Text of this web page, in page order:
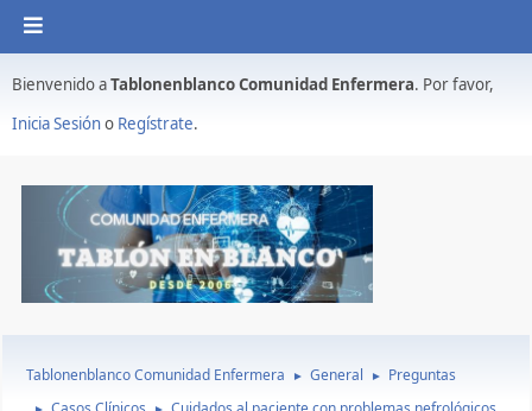
Bienvenido aTablonenblanco Comunidad Enfermera. Por favor,
Inicia Sesióno Regístrate.
Tablonenblanco Comunidad Enfermera ► General ► Preguntas